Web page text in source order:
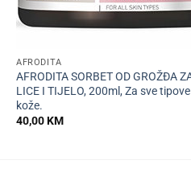
AFRODITA
AFRODITA SORBET OD GROŽĐA
LICE I TIJELO, 200ml, Za sve tipove
kože.
40,00KM